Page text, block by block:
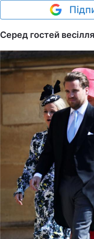
Серед гостей